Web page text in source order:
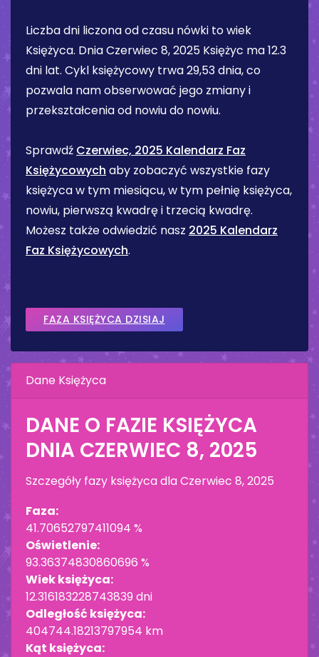
Liczba dni liczona od czasu nówki to wiek
Księżyca. DniaCzerwiec 8, 2025 Księżyc ma12.3
dni lat. Cykl księżycowy trwa 29,53 dnia, co
pozwala nam obserwować jego zmiany i
przekształcenia od nowiu do nowiu.
Sprawdź Czerwiec, 2025 Kalendarz Faz
Księżycowych aby zobaczyć wszystkie fazy
księżyca w tym miesiącu, w tym pełnię księżyca,
nowiu, pierwszą kwadrę i trzecią kwadrę.
Możesz także odwiedzić nasz 2025 Kalendarz
Faz Księżycowych.
FAZA KSIĘŻYCA DZISIAJ
Dane Księżyca
DANE O FAZIE KSIĘŻYCA
DNIA CZERWIEC 8, 2025
Szczegóły fazy księżyca dlaCzerwiec 8, 2025
Faza:
41.70652797411094 %
Oświetlenie:
93.36374830860696 %
Wiek księżyca:
12.316183228743839 dni
Odległość księżyca:
404744.18213797954 km
Kąt księżyca: